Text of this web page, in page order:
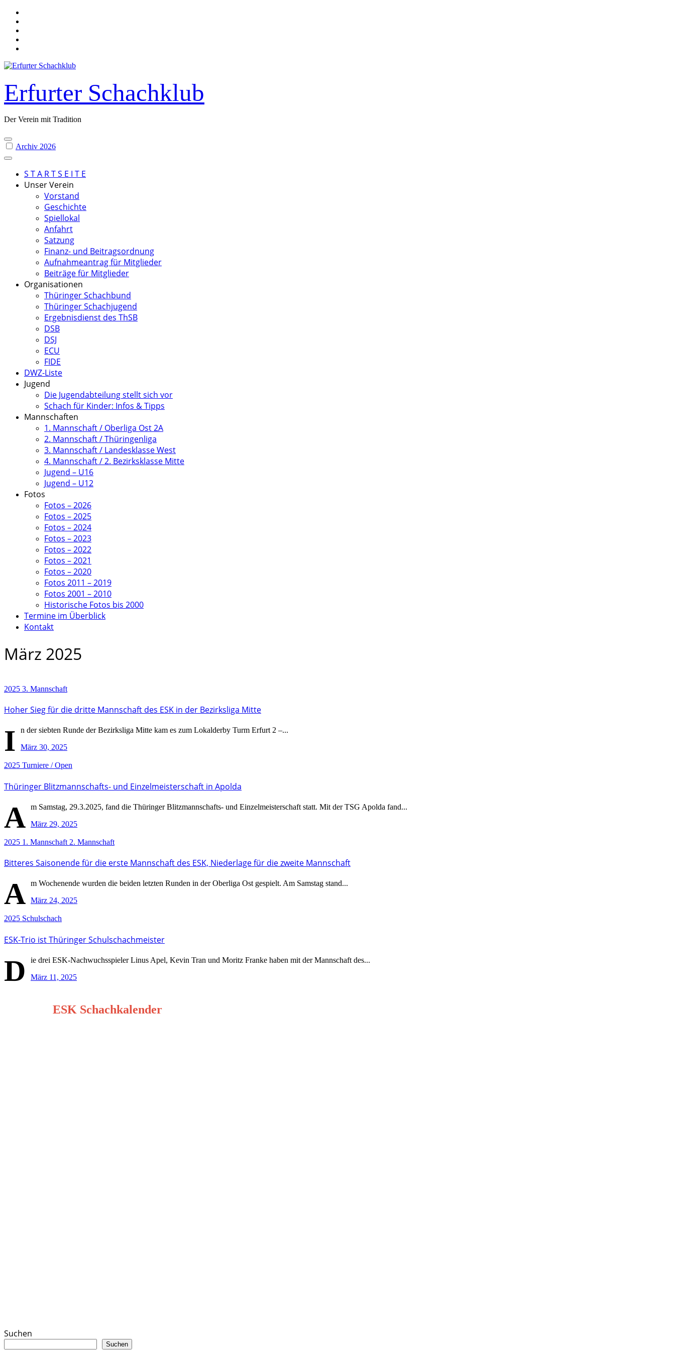
Skip
content
Erfurter Schachklub
Der Verein mit Tradition
Archiv 2026
S T A R T S E I T E
Unser Verein
Vorstand
Geschichte
Spiellokal
Anfahrt
Satzung
Finanz- und Beitragsordnung
Aufnahmeantrag für Mitglieder
Beiträge für Mitglieder
Organisationen
Thüringer Schachbund
Thüringer Schachjugend
Ergebnisdienst des ThSB
DSB
DSJ
ECU
FIDE
DWZ-Liste
Jugend
Die Jugendabteilung stellt sich vor
Schach für Kinder: Infos & Tipps
Mannschaften
1. Mannschaft / Oberliga Ost 2A
2. Mannschaft / Thüringenliga
3. Mannschaft / Landesklasse West
4. Mannschaft / 2. Bezirksklasse Mitte
Jugend – U16
Jugend – U12
Fotos
Fotos – 2026
Fotos – 2025
Fotos – 2024
Fotos – 2023
Fotos – 2022
Fotos – 2021
Fotos – 2020
Fotos 2011 – 2019
Fotos 2001 – 2010
Historische Fotos bis 2000
Termine im Überblick
Kontakt
März 2025
2025 3. Mannschaft
Hoher Sieg für die dritte Mannschaft des ESK in der Bezirksliga Mitte
I
n der siebten Runde der Bezirksliga Mitte kam es zum Lokalderby Turm Erfurt 2 –...
März 30, 2025
2025 Turniere / Open
Thüringer Blitzmannschafts- und Einzelmeisterschaft in Apolda
A m Samstag, 29.3.2025, fand die Thüringer Blitzmannschafts- und Einzelmeisterschaft statt. Mit der TSG Apolda fand...
März 29, 2025
2025 1. Mannschaft 2. Mannschaft
Bitteres Saisonende für die erste Mannschaft des ESK, Niederlage für die zweite Mannschaft
A m Wochenende wurden die beiden letzten Runden in der Oberliga Ost gespielt. Am Samstag stand...
März 24, 2025
2025 Schulschach
ESK-Trio ist Thüringer Schulschachmeister
D
ie drei ESK-Nachwuchsspieler Linus Apel, Kevin Tran und Moritz Franke haben mit der Mannschaft des...
März 11, 2025
ESK Schachkalender
Suchen
Suchen